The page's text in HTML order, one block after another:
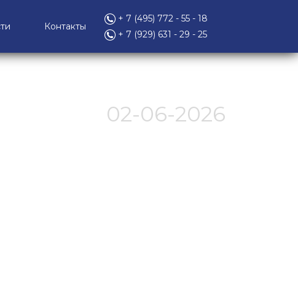
Контакты
+ 7 (495) 772 - 55 - 18
+ 7 (929) 631 - 29 - 25
02-06-2026